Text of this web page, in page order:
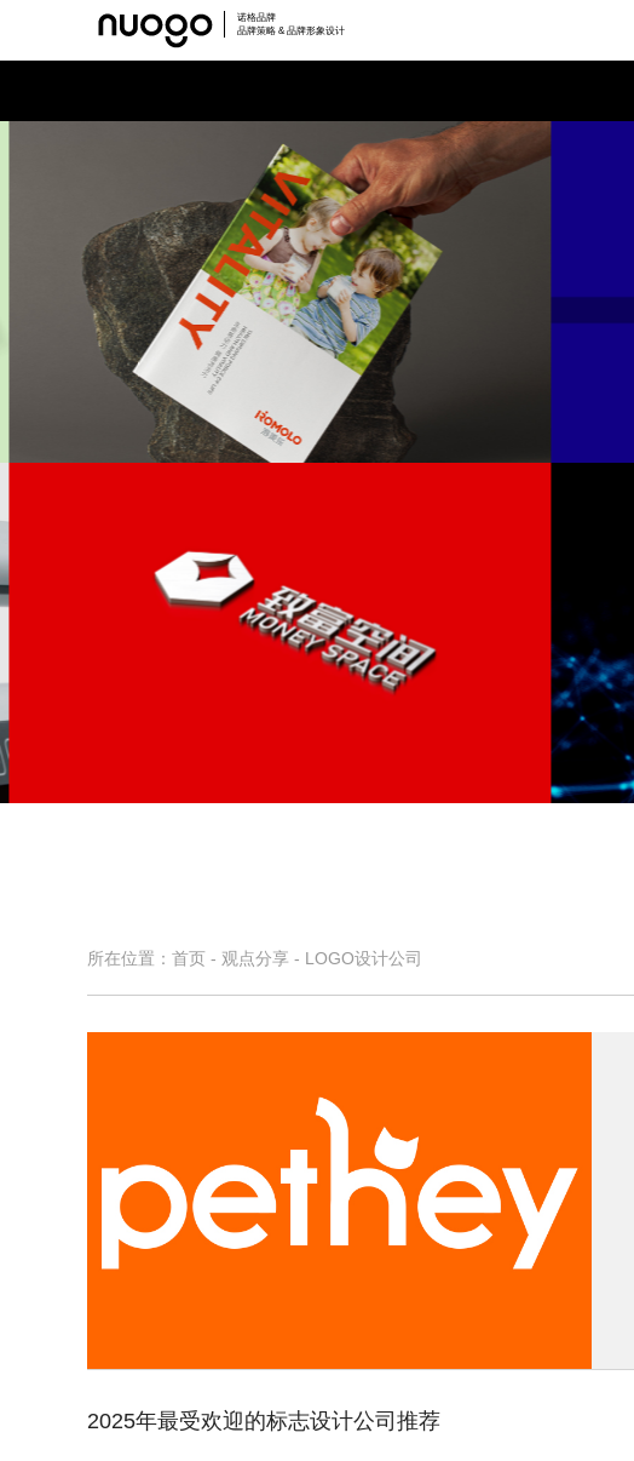
诺格品牌
品牌策略 & 品牌形象设计
溶美乐
食品VI设计,产品LOGO设计,深圳品牌设计
致富空间
投资管理VI设计,企业品牌设计
所在位置： 首页 - 观点分享 - LOGO设计公司
2025年最受欢迎的标志设计公司推荐